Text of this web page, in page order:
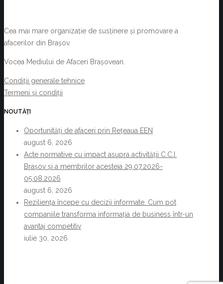
Cea mai mare organizație de susținere și promovare a
afacerilor din Brașov.
Vocea Mediului de Afaceri Brașovean.
Condiții generale tehnice
Termeni și condiții
NOUTĂȚI
Oportunități de afaceri prin Rețeaua EEN
august 6, 2026
Acte normative cu impact asupra activității C.C.I.
Brașov și a membrilor acesteia 29.07.2026-
05.08.2026
august 6, 2026
Reziliența începe cu decizii informate. Cum pot
companiile transforma informația de business într-un
avantaj competitiv
iulie 30, 2026